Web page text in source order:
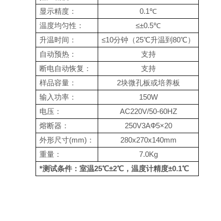
显示精度：
0.1℃
温度均匀性：
≤±0.5℃
升温时间：
≤10分钟（25℃升温到80℃）
自动预热：
支持
断电自动恢复：
支持
样品容量：
2块微孔板或培养板
输入功率：
150W
电压：
AC220V/50-60HZ
熔断器：
250V3AФ5×20
外形尺寸(mm)：
280x270x140mm
重量：
7.0Kg
*测试条件：室温25℃±2℃，温度计精度±0.1℃